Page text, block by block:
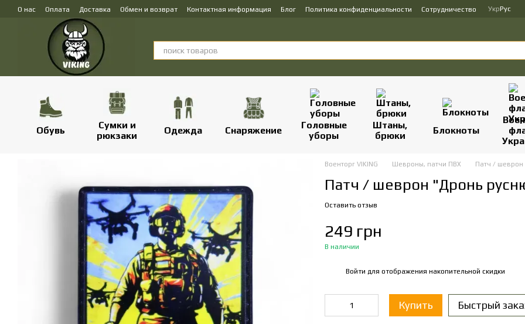
Перейти к основному контенту
О нас Оплата Доставка Обмен и возврат Контактная информация Блог Политика конфиденциальности Сотрудничество УкрРус
Обувь
Сумки и
рюкзаки
Одежда Снаряжение
Головные
уборы
Штаны,
брюки
Блокноты
Военторг VIKING Шевроны, патчи ПВХ Патч / шеврон
Патч / шеврон "Дронь
Оставить отзыв
249 грн
В наличии
Войти для отображения накопительной скидки
Купить Быстрый